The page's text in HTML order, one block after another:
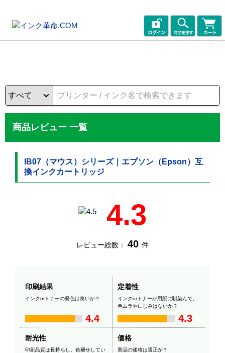
商品レビュー 一覧
IB07（マウス）シリーズ｜エプソン（Epson）互
換インクカートリッジ
4.3
レビュー総数： 40 件
印刷結果
インクorトナーの発色は良いか？
4.4
定着性
インクorトナーが用紙に馴染んで、
色ムラやにじみはないか？
4.3
耐光性
印刷品質は長持ちし、色褪せしてい
価格
商品の価格は適正か？